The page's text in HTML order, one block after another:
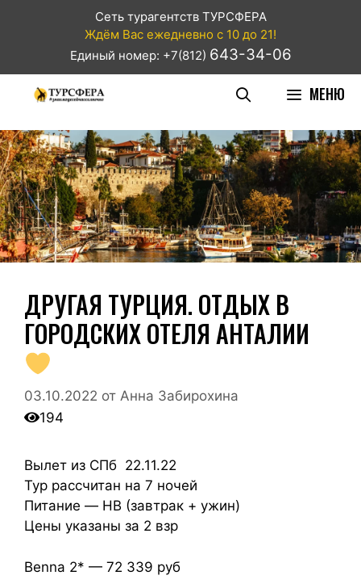
Сеть турагентств ТУРСФЕРА
Ждём Вас ежедневно с 10 до 21!
Единый номер: +7(812) 643-34-06
МЕНЮ
ДРУГАЯ ТУРЦИЯ. ОТДЫХ В
ГОРОДСКИХ ОТЕЛЯ АНТАЛИИ
03.10.2022 от Анна Забирохина
194
Вылет из СПб 22.11.22
Тур рассчитан на 7 ночей
Питание — HB (завтрак + ужин)
Цены указаны за 2 взр
Benna 2* — 72 339 руб